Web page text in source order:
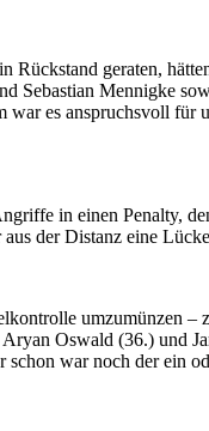
geraten,
Sebastian Mennigke
es anspruchsvoll
in einen Penalty,
der Distanz eine
umzumünzen
Oswald (36.) und
war noch der ein